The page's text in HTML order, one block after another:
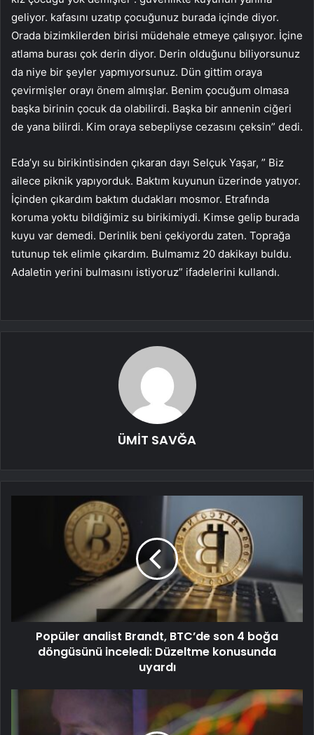
geliyor. kafasını uzatıp çocuğunuz burada içinde diyor.
Orada bizimkilerden birisi müdehale etmeye çalışıyor. İçine
atlama burası çok derin diyor. Derin olduğunu biliyorsunuz
da niye bir şeyler yapmıyorsunuz. Dün gittim oraya
çevirmişler orayı önem almışlar. Benim çocuğum olmasa
başka birinin çocuk da olabilirdi. Başka bir annenin ciğeri
de yana bilirdi. Kim oraya sebepliyse cezasını çeksin” dedi.
Eda’yı su birikintisinden çıkaran dayı Selçuk Yaşar, ” Biz
ailece piknik yapıyorduk. Baktım kuyunun üzerinde yatıyor.
İçinden çıkardım baktım dudakları mosmor. Etrafında
koruma yoktu bildiğimiz su birikimiydi. Kimse gelip burada
kuyu var demedi. Derinlik beni çekiyordu zaten. Toprağa
tutunup tek elimle çıkardım. Bulmamız 20 dakikayı buldu.
Adaletin yerini bulmasını istiyoruz” ifadelerini kullandı.
ÜMİT SAVĞA
Popüler analist Brandt, BTC’de son 4 boğa
döngüsünü inceledi: Düzeltme konusunda
uyardı